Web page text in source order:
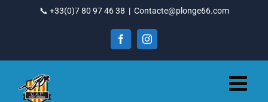
📞 +33(0)7 80 97 46 38 | Contacte@plonge66.com
FacebookInstagram